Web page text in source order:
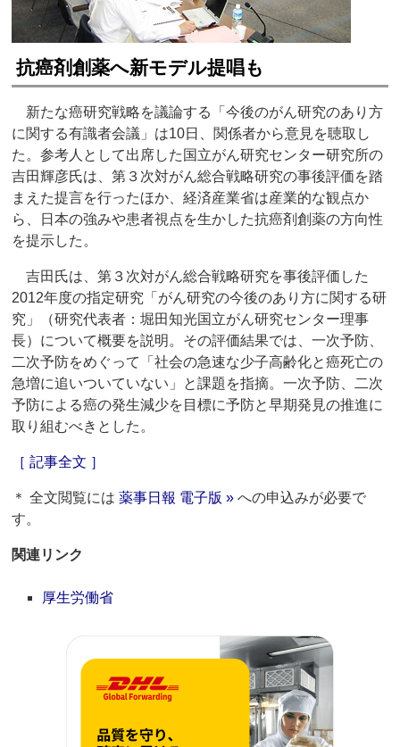
抗癌剤創薬へ新モデル提唱も
新たな癌研究戦略を議論する「今後のがん研究のあり方
に関する有識者会議」は10日、関係者から意見を聴取し
た。参考人として出席した国立がん研究センター研究所の
吉田輝彦氏は、第３次対がん総合戦略研究の事後評価を踏
まえた提言を行ったほか、経済産業省は産業的な観点か
ら、日本の強みや患者視点を生かした抗癌剤創薬の方向性
を提示した。
吉田氏は、第３次対がん総合戦略研究を事後評価した
2012年度の指定研究「がん研究の今後のあり方に関する研
究」（研究代表者：堀田知光国立がん研究センター理事
長）について概要を説明。その評価結果では、一次予防、
二次予防をめぐって「社会の急速な少子高齢化と癌死亡の
急増に追いついていない」と課題を指摘。一次予防、二次
予防による癌の発生減少を目標に予防と早期発見の推進に
取り組むべきとした。
［ 記事全文 ］
＊ 全文閲覧には薬事日報 電子版 » への申込みが必要で
す。
関連リンク
厚生労働省